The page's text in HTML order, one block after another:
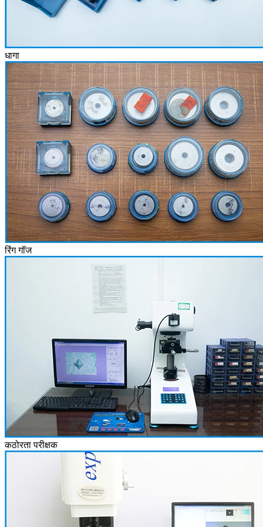
धागा
रिंग गॉज
कठोरता परीक्षक